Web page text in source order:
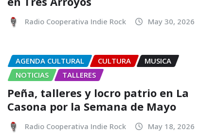
Radio Cooperativa Indie Rock May 30, 2026
AGENDA CULTURAL CULTURA
MUSICA
NOTICIAS
TALLERES
Peña, talleres y locro patrio en La
Casona por la Semana de Mayo
Radio Cooperativa Indie Rock May 18, 2026